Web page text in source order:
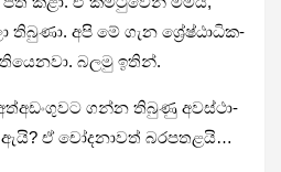
තිබුණා. අපි මේ ගැන ශ්‍රේෂ්ඨා­ධි­ක­
බලමු ඉතින්.
ගන්න තිබුණු අව­ස්ථා­
ඇයි? ඒ චෝද­නා­වත් බර­ප­ත­ළයි…